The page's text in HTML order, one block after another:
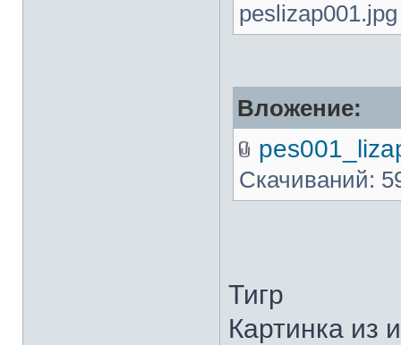
Вложение:
Скачиваний:
Тигр
Картинка из